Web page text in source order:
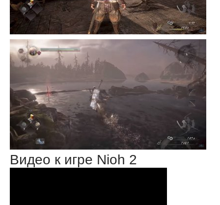
Видео к игре Nioh 2